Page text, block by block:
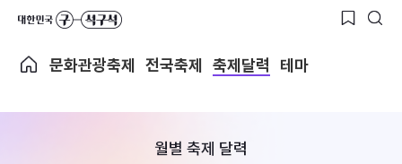
문화관광축제 전국축제 축제달력 테마
월별 축제 달력